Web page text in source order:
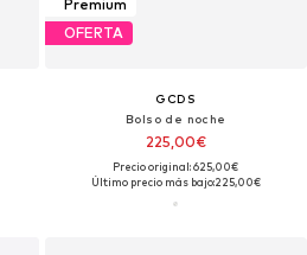
Premium
OFERTA
GCDS
Bolso de noche
225,00€
Precio original: 625,00€
Último precio más bajo:225,00€